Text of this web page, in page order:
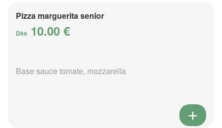
Pizza marguerita senior
Dès 10.00 €
Base sauce tomate, mozzarella